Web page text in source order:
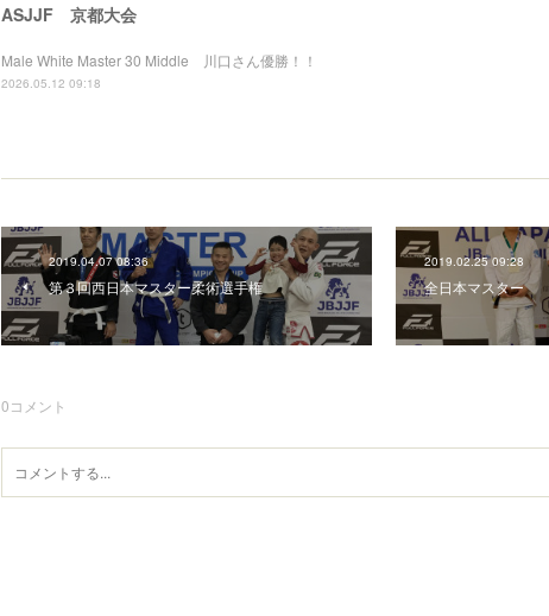
ASJJF 京都大会
Male White Master 30 Middle 川口さん優勝！！
2026.05.12 09:18
2019.04.07 08:36
第３回西日本マスター柔術選手権
2019.02.25 09:28
全日本マスター
0コメント